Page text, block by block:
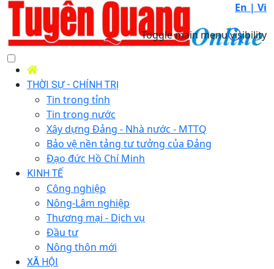
En | Vi
Toggle main menu visibility
THỜI SỰ - CHÍNH TRỊ
Tin trong tỉnh
Tin trong nước
Xây dựng Đảng - Nhà nước - MTTQ
Bảo vệ nền tảng tư tưởng của Đảng
Đạo đức Hồ Chí Minh
KINH TẾ
Công nghiệp
Nông-Lâm nghiệp
Thương mại - Dịch vụ
Đầu tư
Nông thôn mới
XÃ HỘI